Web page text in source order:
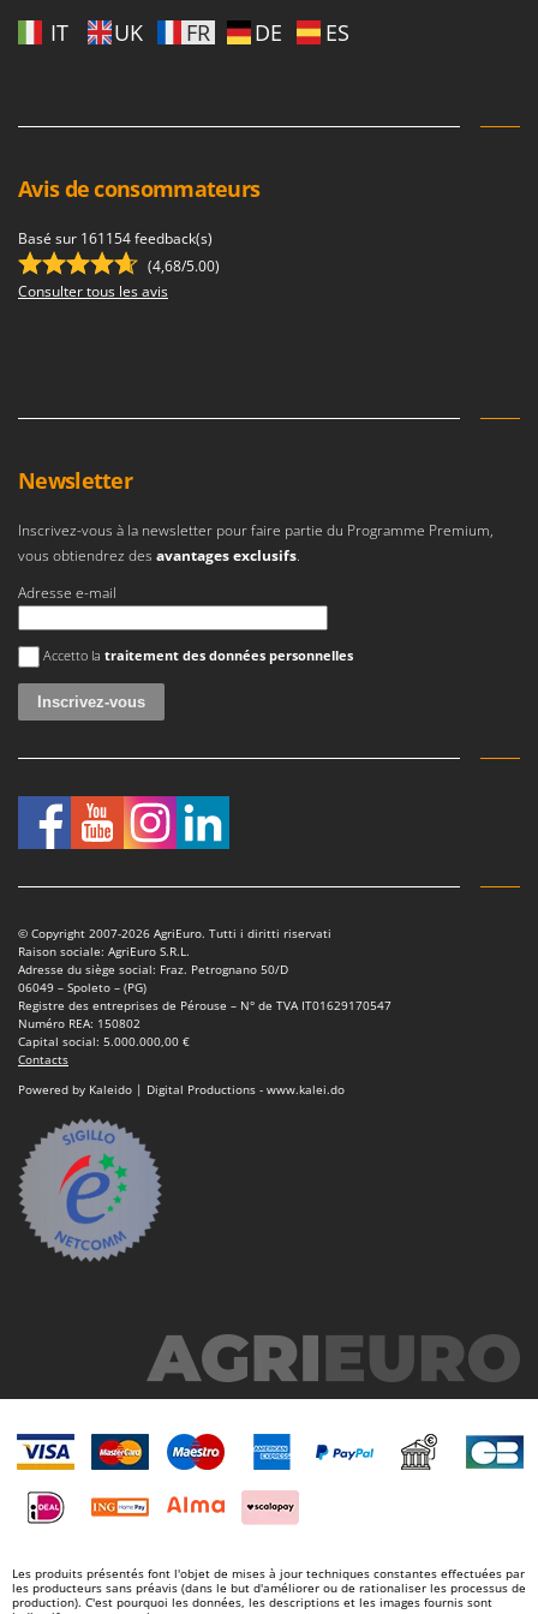
Tondeuses débroussailleuses thermiques
Treuils de débardage
V
Vêtements de Sécurité
Lampacrescia - MGM
Landxcape
Lavor
Lisam
Lotusgrill
M
M.A.I.BO.
Marcato
Master
Mastercook
Masterpro
McCulloch
MCH
Minox
Mockmill
MOVA
Mowox
MTD
N
New O.M.R.A.
Nilfisk
Ninja
Novatec
Novital
NuAir
Officine Savioli
Olix
Omas
Ooni
IT UK FR DE ES
Avis de consommateurs
Basé sur 161154 feedback(s)
(4,68/5.00)
Consulter tous les avis
Newsletter
Inscrivez-vous à la newsletter pour faire partie du Programme Premium,
vous obtiendrez des avantages exclusifs.
Adresse e-mail
Une erreur est survenue
Accetto la traitement des données personnelles
© Copyright 2007-2026 AgriEuro. Tutti i diritti riservati
Raison sociale: AgriEuro S.R.L.
Adresse du siège social: Fraz. Petrognano 50/D
06049 – Spoleto – (PG)
Registre des entreprises de Pérouse – N° de TVA IT01629170547
Numéro REA: 150802
Capital social: 5.000.000,00 €
Contacts
Powered by Kaleido | Digital Productions - www.kalei.do
Les produits présentés font l'objet de mises à jour techniques constantes effectuées par
les producteurs sans préavis (dans le but d'améliorer ou de rationaliser les processus de
production). C'est pourquoi les données, les descriptions et les images fournis sont